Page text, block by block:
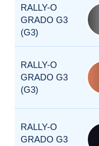
RALLY-O
GRADO G3
(G3)
RALLY-O
GRADO G3
(G3)
RALLY-O
GRADO G3